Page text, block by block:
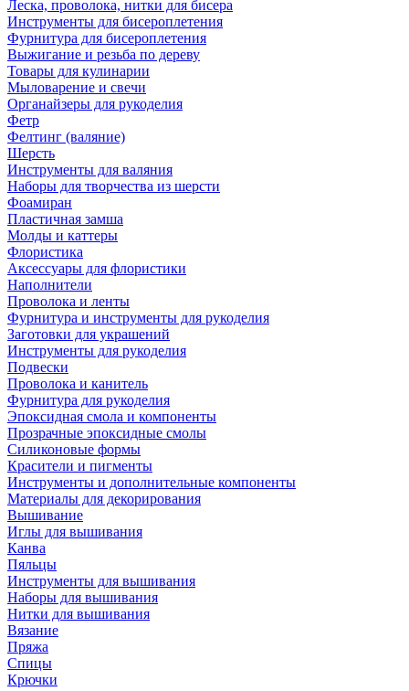
Леска, проволока, нитки для бисера
Инструменты для бисероплетения
Фурнитура для бисероплетения
Выжигание и резьба по дереву
Товары для кулинарии
Мыловарение и свечи
Органайзеры для рукоделия
Фетр
Фелтинг (валяние)
Шерсть
Инструменты для валяния
Наборы для творчества из шерсти
Фоамиран
Пластичная замша
Молды и каттеры
Флористика
Аксессуары для флористики
Наполнители
Проволока и ленты
Фурнитура и инструменты для рукоделия
Заготовки для украшений
Инструменты для рукоделия
Подвески
Проволока и канитель
Фурнитура для рукоделия
Эпоксидная смола и компоненты
Прозрачные эпоксидные смолы
Силиконовые формы
Красители и пигменты
Инструменты и дополнительные компоненты
Материалы для декорирования
Вышивание
Иглы для вышивания
Канва
Пяльцы
Инструменты для вышивания
Наборы для вышивания
Нитки для вышивания
Вязание
Пряжа
Спицы
Крючки